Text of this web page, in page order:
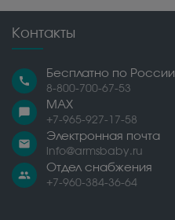
Контакты
call
Бесплатно по России
8-800-700-67-53
chat_bubble
MAX
+7-965-927-17-58
email
Электронная почта
info@armsbaby.ru
people
Отдел снабжения
+7-960-384-36-64